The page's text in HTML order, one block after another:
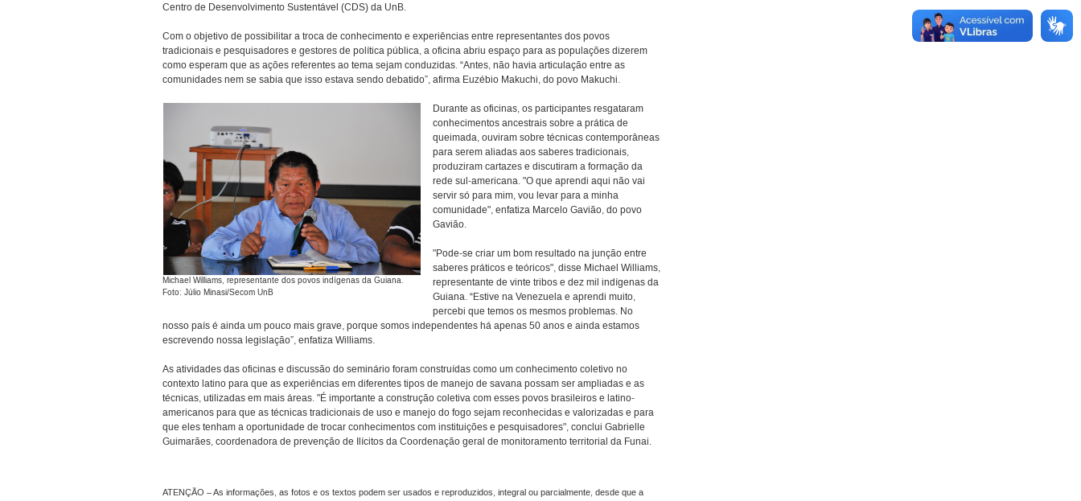
Centro de Desenvolvimento Sustentável (CDS) da UnB.
Com o objetivo de possibilitar a troca de conhecimento e experiências entre representantes dos povos
tradicionais e pesquisadores e gestores de política pública, a oficina abriu espaço para as populações dizerem
como esperam que as ações referentes ao tema sejam conduzidas. “Antes, não havia articulação entre as
comunidades nem se sabia que isso estava sendo debatido”, afirma Euzébio Makuchi, do povo Makuchi.
Michael Williams, representante dos povos indígenas da Guiana.
Foto: Júlio Minasi/Secom UnB
Durante as oficinas, os participantes resgataram
conhecimentos ancestrais sobre a prática de
queimada, ouviram sobre técnicas contemporâneas
para serem aliadas aos saberes tradicionais,
produziram cartazes e discutiram a formação da
rede sul-americana. "O que aprendi aqui não vai
servir só para mim, vou levar para a minha
comunidade", enfatiza Marcelo Gavião, do povo
Gavião.
"Pode-se criar um bom resultado na junção entre
saberes práticos e teóricos", disse Michael Williams,
representante de vinte tribos e dez mil indígenas da
Guiana. “Estive na Venezuela e aprendi muito,
percebi que temos os mesmos problemas. No
nosso país é ainda um pouco mais grave, porque somos independentes há apenas 50 anos e ainda estamos
escrevendo nossa legislação”, enfatiza Williams.
As atividades das oficinas e discussão do seminário foram construídas como um conhecimento coletivo no
contexto latino para que as experiências em diferentes tipos de manejo de savana possam ser ampliadas e as
técnicas, utilizadas em mais áreas. "É importante a construção coletiva com esses povos brasileiros e latino-
americanos para que as técnicas tradicionais de uso e manejo do fogo sejam reconhecidas e valorizadas e para
que eles tenham a oportunidade de trocar conhecimentos com instituições e pesquisadores", conclui Gabrielle
Guimarães, coordenadora de prevenção de Ilícitos da Coordenação geral de monitoramento territorial da Funai.
ATENÇÃO – As informações, as fotos e os textos podem ser usados e reproduzidos, integral ou parcialmente, desde que a